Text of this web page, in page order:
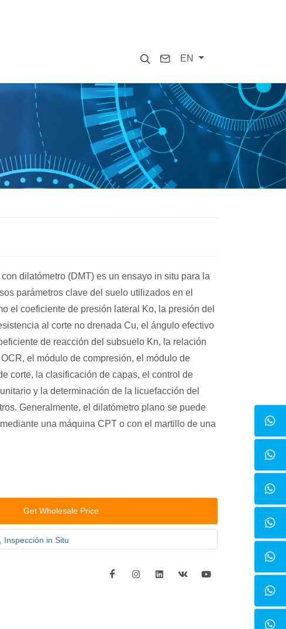
SearchContact
EN
dilatómetro (DMT) es un ensayo in situ para la
parámetros clave del suelo utilizados en el
el coeficiente de presión lateral Ko, la presión del
al corte no drenada Cu, el ángulo efectivo
de reacción del subsuelo Kn, la relación
el módulo de compresión, el módulo de
corte, la clasificación de capas, el control de
y la determinación de la licuefacción del
Generalmente, el dilatómetro plano se puede
una máquina CPT o con el martillo de una
Get Wholesale Price
Inspección in Situ